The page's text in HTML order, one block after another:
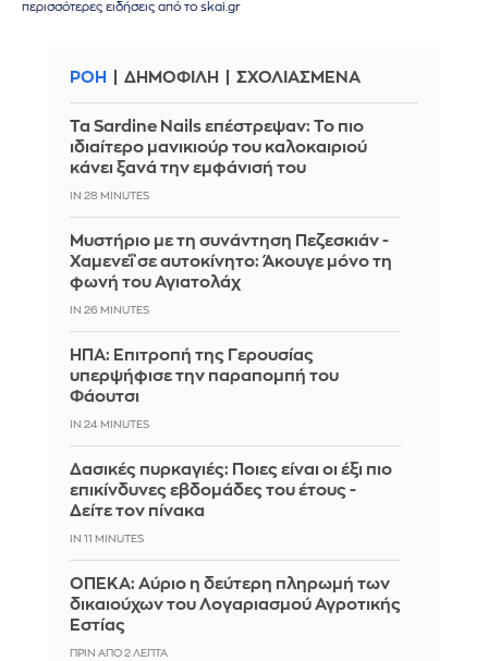
περισσότερες ειδήσεις από το skai.gr
ΡΟΗ ΔΗΜΟΦΙΛΗ ΣΧΟΛΙΑΣΜΕΝΑ
Τα Sardine Nails επέστρεψαν: Το πιο
ιδιαίτερο μανικιούρ του καλοκαιριού
κάνει ξανά την εμφάνισή του
IN 28 MINUTES
Μυστήριο με τη συνάντηση Πεζεσκιάν -
Χαμενεΐ σε αυτοκίνητο: Άκουγε μόνο τη
φωνή του Αγιατολάχ
IN 26 MINUTES
ΗΠΑ: Επιτροπή της Γερουσίας
υπερψήφισε την παραπομπή του
Φάουτσι
IN 24 MINUTES
Δασικές πυρκαγιές: Ποιες είναι οι έξι πιο
επικίνδυνες εβδομάδες του έτους -
Δείτε τον πίνακα
IN 11 MINUTES
ΟΠΕΚΑ: Αύριο η δεύτερη πληρωμή των
δικαιούχων του Λογαριασμού Αγροτικής
Εστίας
ΠΡΙΝ ΑΠΌ 2 ΛΕΠΤΆ